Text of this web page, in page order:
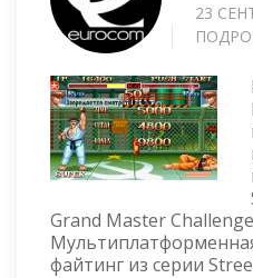
23
Grand Master
файтинг из серии